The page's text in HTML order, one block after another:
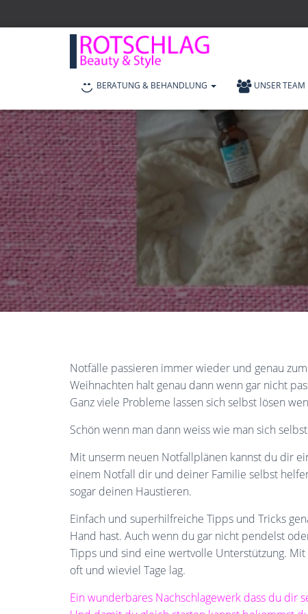
BERATUNG & BEHANDLUNG UNSER TEAM
Notfälle passieren immer wieder und genau
Weihnachten halt genau dann wenn gar nicht
Ganz viele Probleme lassen sich selbst lösen
Schön wenn man dann weiss wie man sich
Mit unserm neuen Notfallplänen kannst du dir
einem Notfall dir und deiner Familie selbst
sogar deinen Haustieren.
Einfach und superhilfreiche Tipps und Tricks
Hand hast. Auch wenn du gar nicht pendelst
Tipps und sind eine wertvolle Unterstützung.
oft und wieviel Tage lag.
Ein wunderbares Nachschlagewerk dass du dir